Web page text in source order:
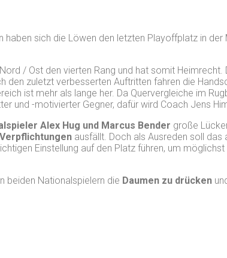
haben sich die Löwen den letzten Playoffplatz in
/ Ost den vierten Rang und hat somit
den zuletzt verbesserten Auftritten fahren die
ist mehr als lange her. Da Quervergleiche im
und -motivierter Gegner, dafür wird Coach Jens
Alex Hug und Marcus Bender große
ausfällt. Doch als Ausreden soll
Einstellung auf den Platz führen, um
beiden Nationalspielern die Daumen zu drücken